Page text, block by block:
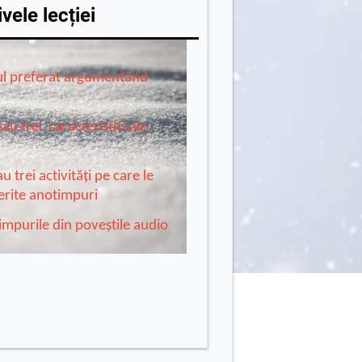
lecției
preferat argumentând
trei caracteristici ale
trei activități pe care le
anotimpuri
din poveștile audio